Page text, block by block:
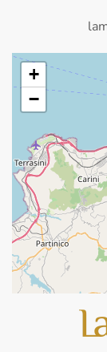
+
−